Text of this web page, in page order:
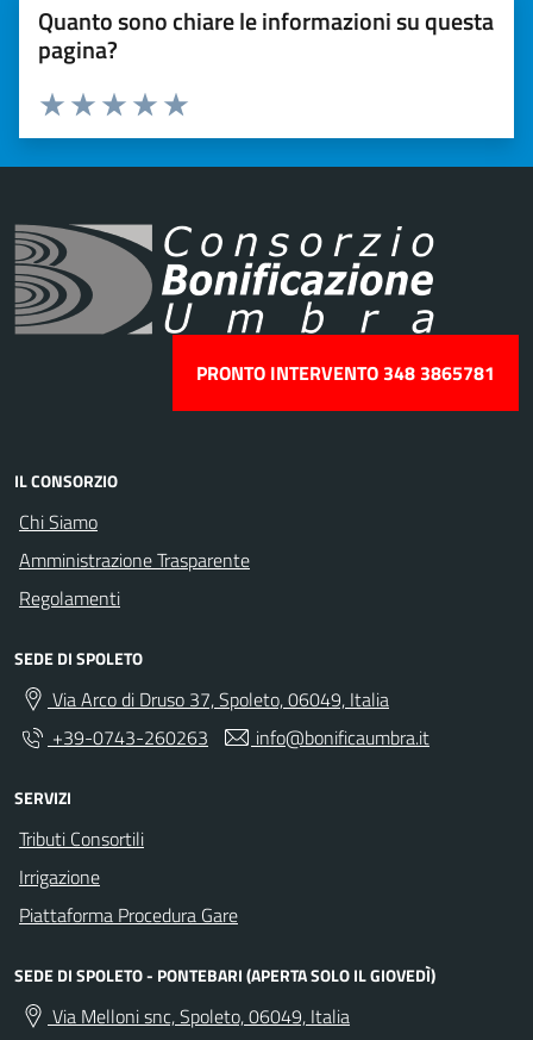
Quanto sono chiare le informazioni su questa
pagina?
Valuta 5 stelle su 5
Valuta 4 stelle su 5
Valuta 3 stelle su 5
Valuta 2 stelle su 5
Valuta 1 stelle su 5
PRONTO INTERVENTO 348 3865781
IL CONSORZIO
Chi Siamo
Amministrazione Trasparente
Regolamenti
SEDE DI SPOLETO
Via Arco di Druso 37, Spoleto, 06049, Italia
+39-0743-260263
info@bonificaumbra.it
SERVIZI
Tributi Consortili
Irrigazione
Piattaforma Procedura Gare
SEDE DI SPOLETO - PONTEBARI (APERTA SOLO IL GIOVEDÌ)
Via Melloni snc, Spoleto, 06049, Italia